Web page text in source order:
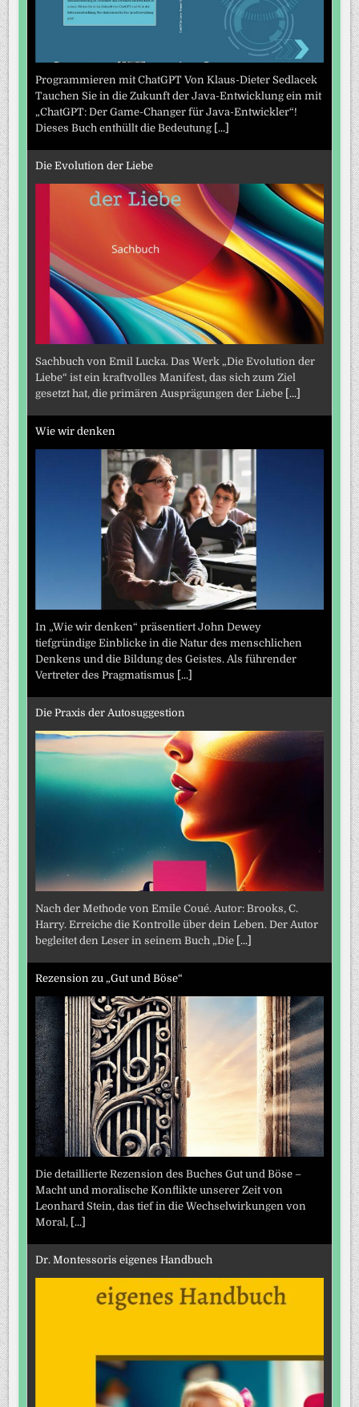
Programmieren mit ChatGPT Von Klaus-Dieter Sedlacek
Tauchen Sie in die Zukunft der Java-Entwicklung ein mit
„ChatGPT: Der Game-Changer für Java-Entwickler“!
Dieses Buch enthüllt die Bedeutung [...]
Die Evolution der Liebe
Sachbuch von Emil Lucka. Das Werk „Die Evolution der
Liebe“ ist ein kraftvolles Manifest, das sich zum Ziel
gesetzt hat, die primären Ausprägungen der Liebe [...]
Wie wir denken
In „Wie wir denken“ präsentiert John Dewey
tiefgründige Einblicke in die Natur des menschlichen
Denkens und die Bildung des Geistes. Als führender
Vertreter des Pragmatismus [...]
Die Praxis der Autosuggestion
Nach der Methode von Emile Coué. Autor: Brooks, C.
Harry. Erreiche die Kontrolle über dein Leben. Der Autor
begleitet den Leser in seinem Buch „Die [...]
Rezension zu „Gut und Böse“
Die detaillierte Rezension des Buches Gut und Böse –
Macht und moralische Konflikte unserer Zeit von
Leonhard Stein, das tief in die Wechselwirkungen von
Moral, [...]
Dr. Montessoris eigenes Handbuch